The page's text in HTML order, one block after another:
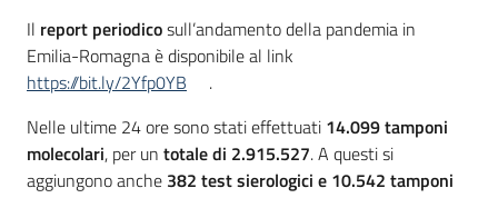
Il report periodicosull’andamento della pandemia in
Emilia-Romagna è disponibile al link
https://bit.ly/2Yfp0YB
.
Nelle ultime 24 ore sono stati effettuati 14.099tamponi
molecolari, per un totale di 2.915.527. A questi si
aggiungono anche 382 test sierologici e 10.542 tamponi